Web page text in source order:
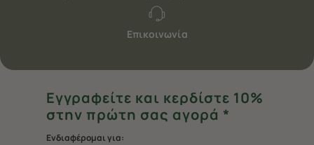
Επικοινωνία
Εγγραφείτε και κερδίστε 10%
στην πρώτη σας αγορά *
Ενδιαφέρομαι για: